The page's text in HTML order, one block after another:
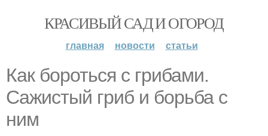
КРАСИВЫЙ САД И ОГОРОД
главная новости статьи
Как бороться с грибами.
Сажистый гриб и борьба с
ним